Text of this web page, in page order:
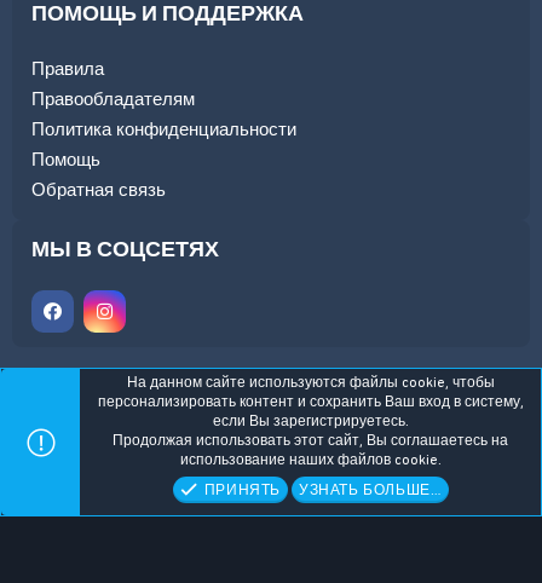
ПОМОЩЬ И ПОДДЕРЖКА
Правила
Правообладателям
Политика конфиденциальности
Помощь
Обратная связь
МЫ В СОЦСЕТЯХ
ALL-DAR Dark Russian (RU)
Служба поддержки
Обратная связь
Условия и правила
Политика конфиденциальности
Помощь Главная
R
S
S
На данном сайте используются файлы cookie, чтобы
персонализировать контент и сохранить Ваш вход в систему,
если Вы зарегистрируетесь.
Продолжая использовать этот сайт, Вы соглашаетесь на
использование наших файлов cookie.
ПРИНЯТЬ
УЗНАТЬ БОЛЬШЕ…